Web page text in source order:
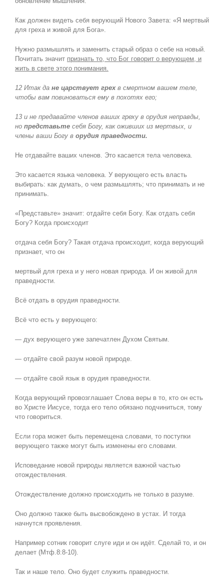
Как должен видеть себя верующий Нового Завета: «Я мертвый
для греха и живой для Бога».
Нужно размышлять и заменить старый образ о себе на новый.
Почитать значит признать то, что Бог говорит о верующем, и
жить в свете этого понимания.
12 Итак да не царствует грех в смертном вашем теле,
чтобы вам повиноваться ему в похотях его;
13 и не предавайте членов ваших греху в орудия неправды,
но представьтесебя Богу, как оживших из мертвых, и
члены ваши Богу в орудия праведности.
Не отдавайте ваших членов. Это касается тела человека.
Это касается языка человека. У верующего есть власть
выбирать: как думать, о чем размышлять; что принимать и не
принимать.
«Представьте» значит: отдайте себя Богу. Как отдать себя
Богу? Когда происходит
отдача себя Богу? Такая отдача происходит, когда верующий
признает, что он
мертвый для греха и у него новая природа. И он живой для
праведности.
Всё отдать в орудия праведности.
Всё что есть у верующего:
— дух верующего уже запечатлен Духом Святым.
— отдайте свой разум новой природе.
— отдайте свой язык в орудия праведности.
Когда верующий провозглашает Слова веры в то, кто он есть
во Христе Иисусе, тогда его тело обязано подчиниться, тому
что говориться.
Если гора может быть перемещена словами, то поступки
верующего также могут быть изменены его словами.
Исповедание новой природы является важной частью
отождествления.
Отождествление должно происходить не только в разуме.
Оно должно также быть высвобождено в устах. И тогда
начнутся проявления.
Например сотник говорит слуге иди и он идёт. Сделай то, и он
делает (Мтф.8:8-10).
Так и наше тело. Оно будет служить праведности.